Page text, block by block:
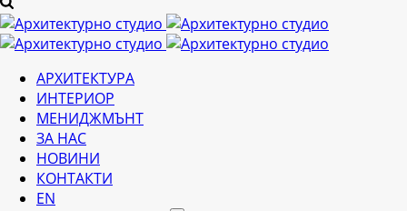
АРХИТЕКТУРА
ИНТЕРИОР
МЕНИДЖМЪНТ
ЗА НАС
НОВИНИ
КОНТАКТИ
EN